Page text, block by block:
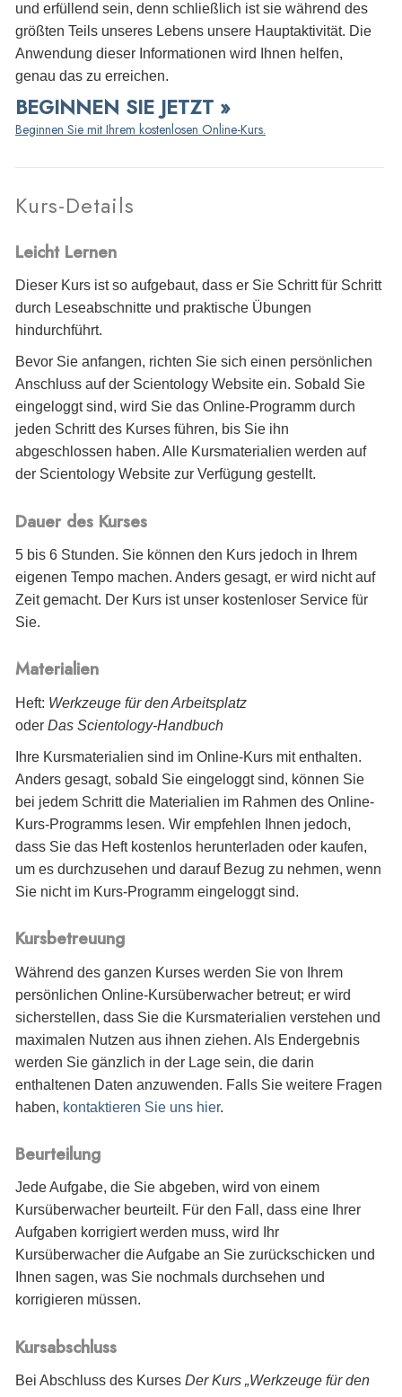
und erfüllend sein, denn schließlich ist sie während des
größten Teils unseres Lebens unsere Hauptaktivität. Die
Anwendung dieser Informationen wird Ihnen helfen,
genau das zu erreichen.
BEGINNEN SIE JETZT »
Beginnen Sie mit Ihrem kostenlosen Online-Kurs.
Kurs-Details
Leicht Lernen
Dieser Kurs ist so aufgebaut, dass er Sie Schritt für Schritt
durch Leseabschnitte und praktische Übungen
hindurchführt.
Bevor Sie anfangen, richten Sie sich einen persönlichen
Anschluss auf der Scientology Website ein. Sobald Sie
eingeloggt sind, wird Sie das Online-Programm durch
jeden Schritt des Kurses führen, bis Sie ihn
abgeschlossen haben. Alle Kursmaterialien werden auf
der Scientology Website zur Verfügung gestellt.
Dauer des Kurses
5 bis 6 Stunden. Sie können den Kurs jedoch in Ihrem
eigenen Tempo machen. Anders gesagt, er wird nicht auf
Zeit gemacht. Der Kurs ist unser kostenloser Service für
Sie.
Materialien
Heft: Werkzeuge für den Arbeitsplatz
oder Das Scientology-Handbuch
Ihre Kursmaterialien sind im Online-Kurs mit enthalten.
Anders gesagt, sobald Sie eingeloggt sind, können Sie
bei jedem Schritt die Materialien im Rahmen des Online-
Kurs-Programms lesen. Wir empfehlen Ihnen jedoch,
dass Sie das Heft kostenlos herunterladen oder kaufen,
um es durchzusehen und darauf Bezug zu nehmen, wenn
Sie nicht im Kurs-Programm eingeloggt sind.
Kursbetreuung
Während des ganzen Kurses werden Sie von Ihrem
persönlichen Online-Kursüberwacher betreut; er wird
sicherstellen, dass Sie die Kursmaterialien verstehen und
maximalen Nutzen aus ihnen ziehen. Als Endergebnis
werden Sie gänzlich in der Lage sein, die darin
enthaltenen Daten anzuwenden. Falls Sie weitere Fragen
haben, kontaktieren Sie uns hier.
Beurteilung
Jede Aufgabe, die Sie abgeben, wird von einem
Kursüberwacher beurteilt. Für den Fall, dass eine Ihrer
Aufgaben korrigiert werden muss, wird Ihr
Kursüberwacher die Aufgabe an Sie zurückschicken und
Ihnen sagen, was Sie nochmals durchsehen und
korrigieren müssen.
Kursabschluss
Bei Abschluss des Kurses Der Kurs „Werkzeuge für den